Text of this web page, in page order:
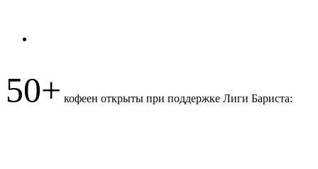
50+ кофеен открыты при поддержке Лиги Бариста: